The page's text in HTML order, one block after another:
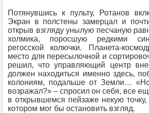
Потянувшись к пульту, Ротанов
Экран в полстены замерцал и
открыв взгляду унылую песчаную
холмика, поросшую редкими
регосской колючки. Планета-
место для пересылочной и
решил, что управляющий центр
должен находиться именно здесь,
колониям, подальше от Земли…
возражал?» – спросил он себя, все
в открывшемся пейзаже некую
котором мог бы остановить взгляд.